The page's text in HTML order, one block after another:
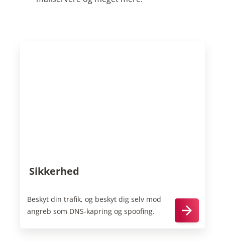
Sikkerhed
Beskyt din trafik, og beskyt dig selv mod
angreb som DNS-kapring og spoofing.